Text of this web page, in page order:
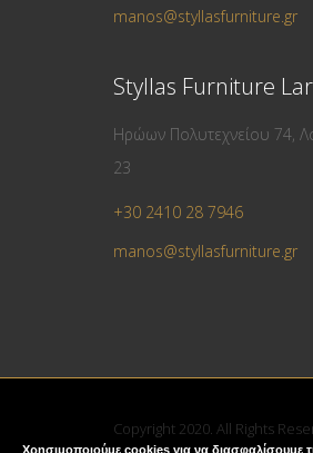
manos@styllasfurniture.gr
Styllas Furniture
Ηρώων Πολυτεχνείου 74,
23
+30 2410 28 7946
manos@styllasfurniture.gr
Copyright 2020. All Rights
Χρησιμοποιούμε cookies για να διασφαλίσουμε